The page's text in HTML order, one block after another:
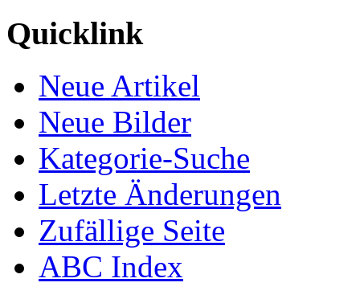
Quicklink
Neue Artikel
Neue Bilder
Kategorie-Suche
Letzte Änderungen
Zufällige Seite
ABC Index